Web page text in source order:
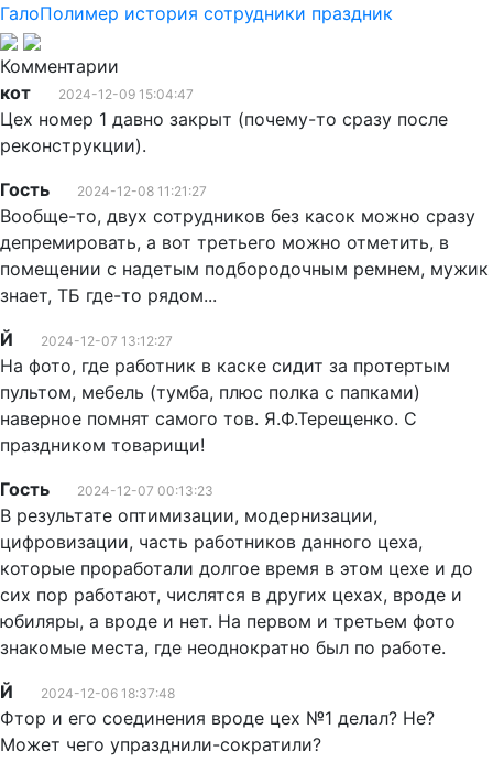
ГалоПолимер история сотрудники праздник
Комментарии
кот
2024-12-09 15:04:47
Цех номер 1 давно закрыт (почему-то сразу после
реконструкции).
Гость
2024-12-08 11:21:27
Вообще-то, двух сотрудников без касок можно сразу
депремировать, а вот третьего можно отметить, в
помещении с надетым подбородочным ремнем, мужик
знает, ТБ где-то рядом...
Й
2024-12-07 13:12:27
На фото, где работник в каске сидит за протертым
пультом, мебель (тумба, плюс полка с папками)
наверное помнят самого тов. Я.Ф.Терещенко. С
праздником товарищи!
Гость
2024-12-07 00:13:23
В результате оптимизации, модернизации,
цифровизации, часть работников данного цеха,
которые проработали долгое время в этом цехе и до
сих пор работают, числятся в других цехах, вроде и
юбиляры, а вроде и нет. На первом и третьем фото
знакомые места, где неоднократно был по работе.
Й
2024-12-06 18:37:48
Фтор и его соединения вроде цех №1 делал? Не?
Может чего упразднили-сократили?